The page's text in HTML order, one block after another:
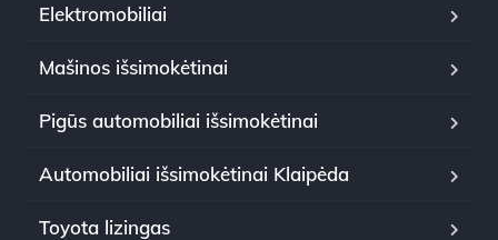
Elektromobiliai
Mašinos išsimokėtinai
Pigūs automobiliai išsimokėtinai
Automobiliai išsimokėtinai Klaipėda
Toyota lizingas